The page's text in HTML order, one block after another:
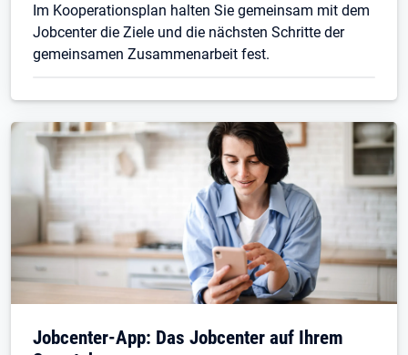
Im Kooperationsplan halten Sie gemeinsam mit dem
Jobcenter die Ziele und die nächsten Schritte der
gemeinsamen Zusammenarbeit fest.
Jobcenter-App: Das Jobcenter auf Ihrem